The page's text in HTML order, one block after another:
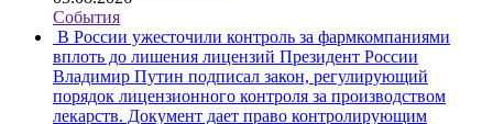
События
В России ужесточили контроль за фармкомпаниями
вплоть до лишения лицензий Президент России
Владимир Путин подписал закон, регулирующий
порядок лицензионного контроля за производством
лекарств. Документ дает право контролирующим